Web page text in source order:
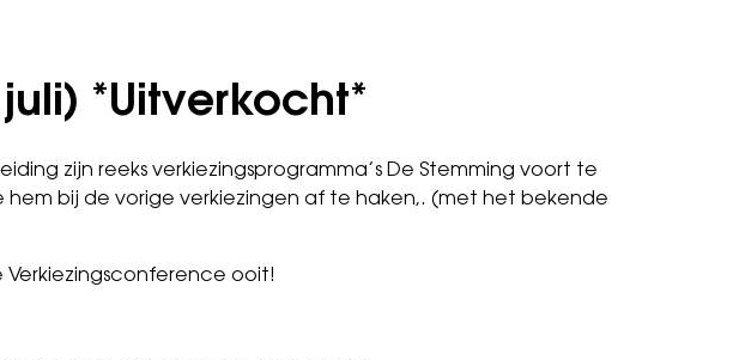
*Uitverkocht*
zijn reeks verkiezingsprogramma’s De Stemming voort te
bij de vorige verkiezingen af te haken,. (met het bekende
ooit!